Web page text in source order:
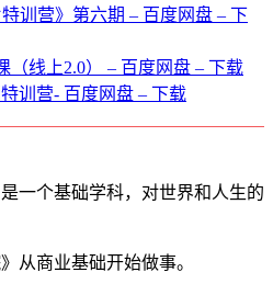
训营》第六期 – 百度网盘 – 下
（线上2.0） – 百度网盘 – 下载
训营- 百度网盘 – 下载
一个基础学科，对世界和人生的
从商业基础开始做事。